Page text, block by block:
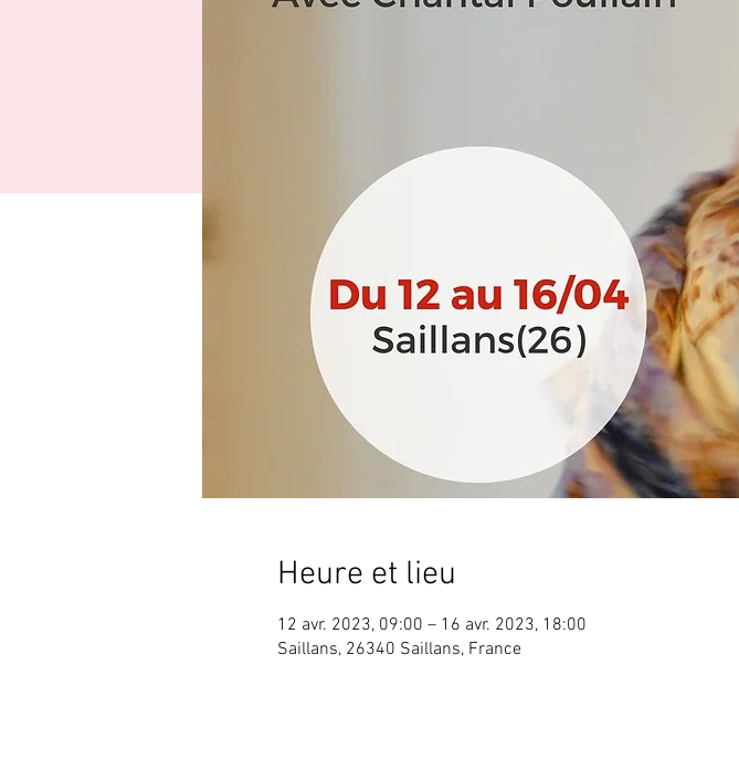
Heure et lieu
12 avr. 2023, 09:00 – 16 avr. 2023, 18:00
Saillans, 26340 Saillans, France